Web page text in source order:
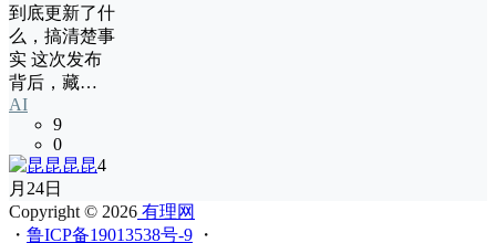
到底更新了什
么，搞清楚事
实 这次发布
背后，藏…
AI
9
0
昆昆4
月24日
Copyright © 2026 有理网
・ 鲁ICP备19013538号-9 ・